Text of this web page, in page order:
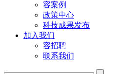
容案例
政策中心
科技成果发布
加入我们
容招聘
联系我们